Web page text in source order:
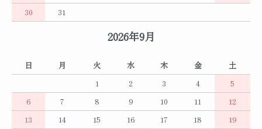
30 31
2026年9月
日 月 火 水 木 金
土
1
2 3 4
5
6
7 8 9 10 11
12
13
14 15 16 17 18
19